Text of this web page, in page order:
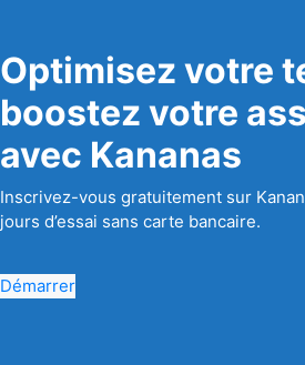
Optimisez votre
boostez votre
avec Kananas
Inscrivez-vous gratuitement sur
jours d’essai sans carte bancaire.
Démarrer